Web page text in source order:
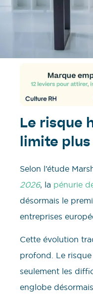
Le risque
limite
Selon l’étude
2026, la pénurie
désormais le
entreprises
Cette évolution
profond. Le
seulement les
englobe